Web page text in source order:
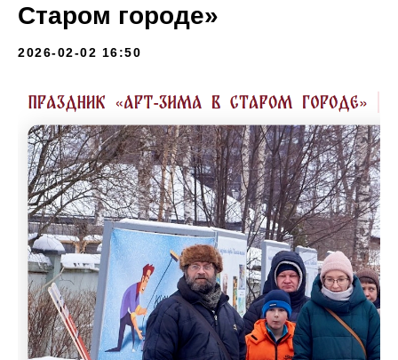
Старом городе»
2026-02-02 16:50